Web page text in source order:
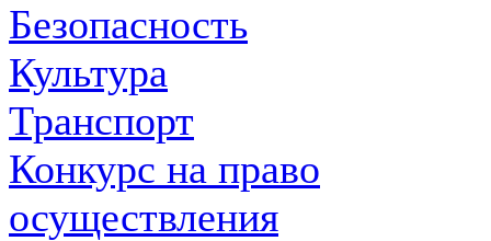
Безопасность
Культура
Транспорт
Конкурс на право
осуществления